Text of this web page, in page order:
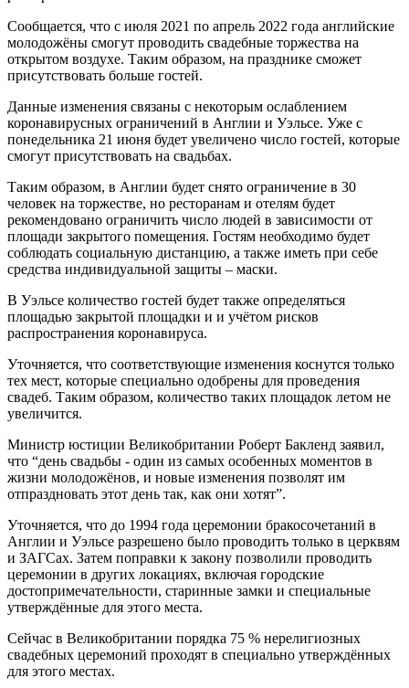
Сообщается, что с июля 2021 по апрель 2022 года английские
молодожёны смогут проводить свадебные торжества на
открытом воздухе. Таким образом, на празднике сможет
присутствовать больше гостей.
Данные изменения связаны с некоторым ослаблением
коронавирусных ограничений в Англии и Уэльсе. Уже с
понедельника 21 июня будет увеличено число гостей, которые
смогут присутствовать на свадьбах.
Таким образом, в Англии будет снято ограничение в 30
человек на торжестве, но ресторанам и отелям будет
рекомендовано ограничить число людей в зависимости от
площади закрытого помещения. Гостям необходимо будет
соблюдать социальную дистанцию, а также иметь при себе
средства индивидуальной защиты – маски.
В Уэльсе количество гостей будет также определяться
площадью закрытой площадки и и учётом рисков
распространения коронавируса.
Уточняется, что соответствующие изменения коснутся только
тех мест, которые специально одобрены для проведения
свадеб. Таким образом, количество таких площадок летом не
увеличится.
Министр юстиции Великобритании Роберт Бакленд заявил,
что “день свадьбы - один из самых особенных моментов в
жизни молодожёнов, и новые изменения позволят им
отпраздновать этот день так, как они хотят”.
Уточняется, что до 1994 года церемонии бракосочетаний в
Англии и Уэльсе разрешено было проводить только в церквям
и ЗАГСах. Затем поправки к закону позволили проводить
церемонии в других локациях, включая городские
достопримечательности, старинные замки и специальные
утверждённые для этого места.
Сейчас в Великобритании порядка 75 % нерелигиозных
свадебных церемоний проходят в специально утверждённых
для этого местах.